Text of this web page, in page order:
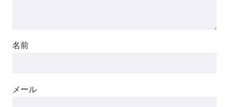
名前
メール